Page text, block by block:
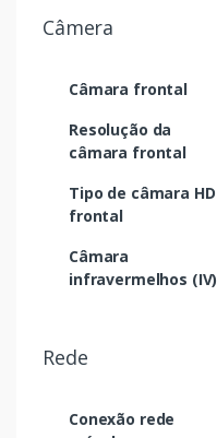
Câmera
Câmara frontal
Resolução da
câmara frontal
Tipo de câmara HD
frontal
Câmara
infravermelhos (IV)
Rede
Conexão rede